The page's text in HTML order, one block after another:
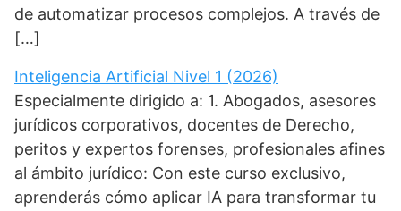
de automatizar procesos complejos. A través de
[…]
Inteligencia Artificial Nivel 1 (2026)
Especialmente dirigido a: 1. Abogados, asesores
jurídicos corporativos, docentes de Derecho,
peritos y expertos forenses, profesionales afines
al ámbito jurídico: Con este curso exclusivo,
aprenderás cómo aplicar IA para transformar tu